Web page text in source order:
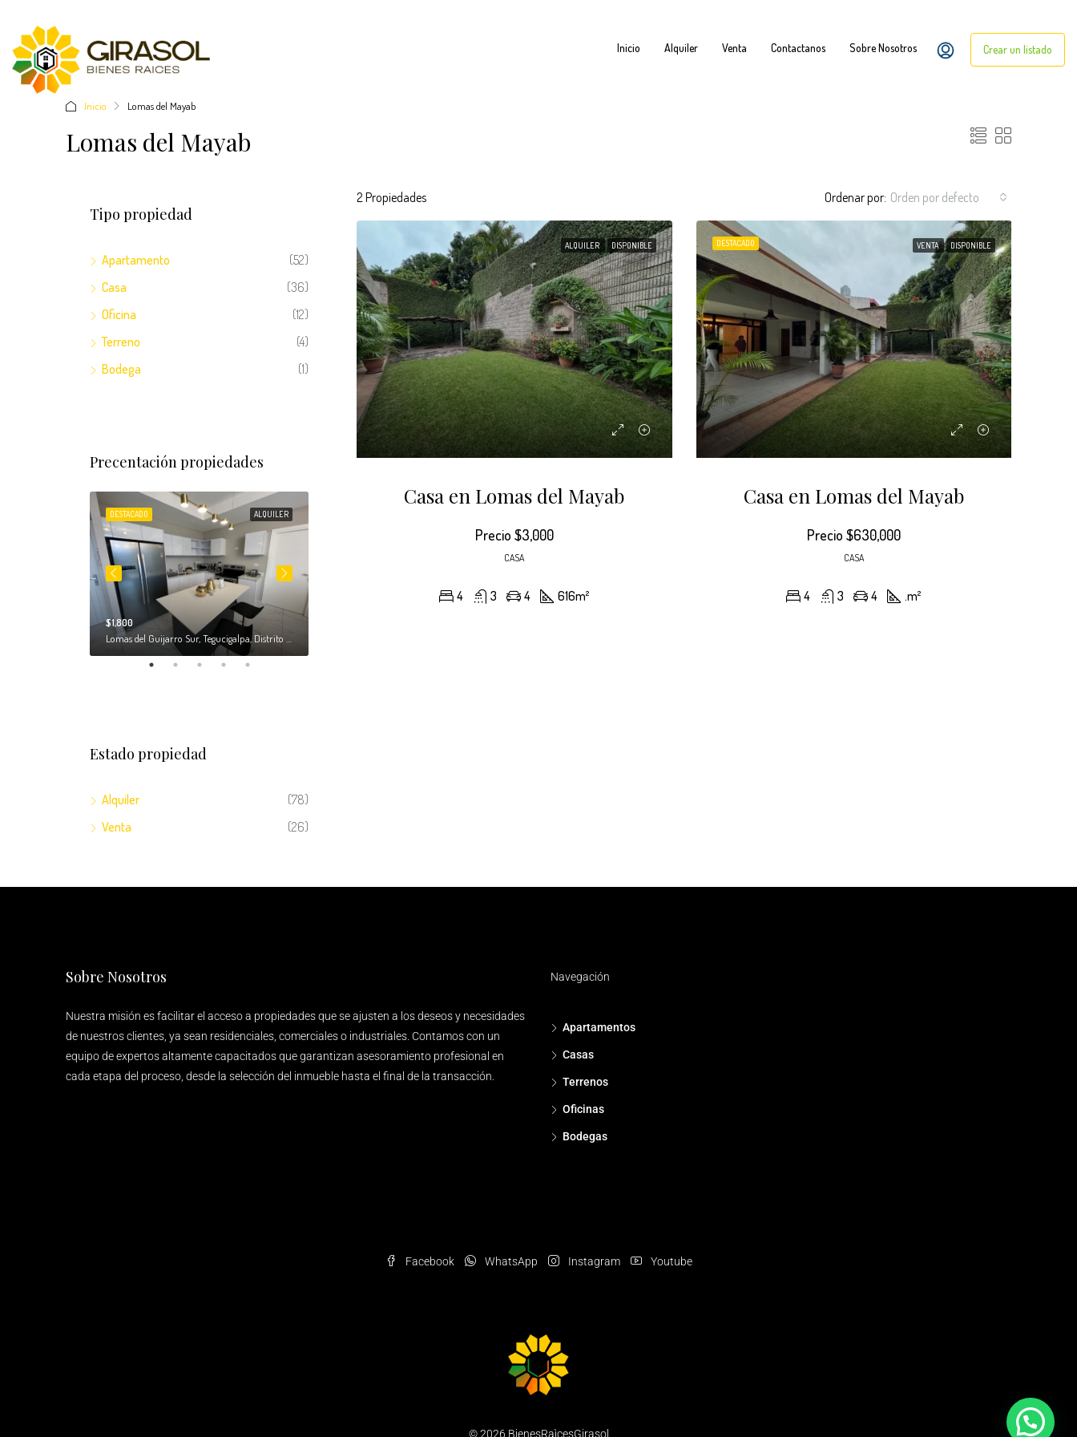
Inicio Alquiler Venta Contactanos Sobre Nosotros Crear un listado
Inicio Lomas del Mayab
Lomas del Mayab
2 Propiedades Ordenar por: Orden por defecto
ALQUILER DISPONIBLE
Casa en Lomas del Mayab
Precio $3,000
CASA
4 3 4 616m²
DESTACADO VENTA DISPONIBLE
Casa en Lomas del Mayab
Precio $630,000
CASA
4 3 4 .m²
Tipo propiedad
Apartamento
(52)
Casa
(36)
Oficina
(12)
Terreno
(4)
Bodega
(1)
Precentación propiedades
ALQUILER
DESTACADO
$1,800
Estado propiedad
Alquiler
(78)
Venta
(26)
Sobre Nosotros
Nuestra misión es facilitar el acceso a propiedades que se ajusten a los deseos y necesidades
de nuestros clientes, ya sean residenciales, comerciales o industriales. Contamos con un
equipo de expertos altamente capacitados que garantizan asesoramiento profesional en
cada etapa del proceso, desde la selección del inmueble hasta el final de la transacción.
Navegación
Apartamentos
Casas
Terrenos
Oficinas
Bodegas
Facebook WhatsApp Instagram Youtube
© 2026 BienesRaìcesGirasol